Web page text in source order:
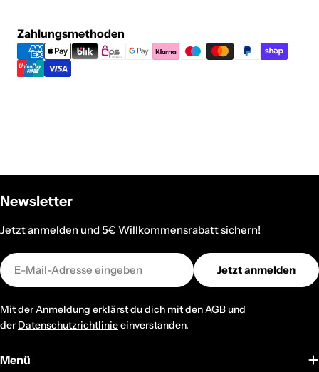
Zahlungsmethoden
Zahlungsmethoden
Newsletter
Jetzt anmelden und 5€ Willkommensrabatt sichern!
E-
Mail
Jetzt anmelden
Mit der Anmeldung erklärst du dich mit denAGB und
der Datenschutzrichtlinieeinverstanden.
Menü